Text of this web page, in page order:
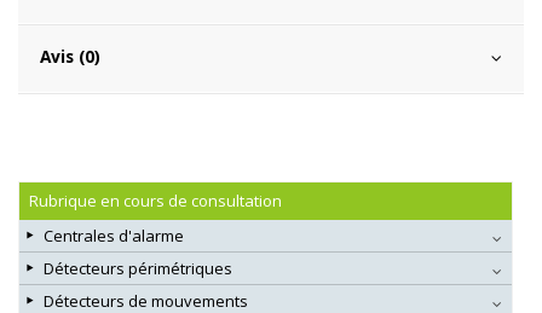
Avis (0)
Rubrique en cours de consultation
Centrales d'alarme
Détecteurs périmétriques
Détecteurs de mouvements